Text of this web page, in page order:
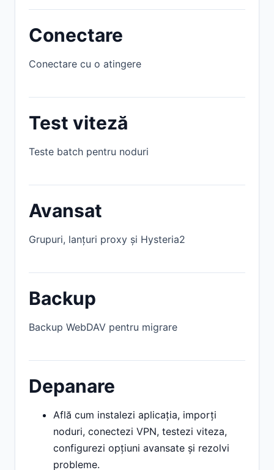
Conectare
Conectare cu o atingere
Test viteză
Teste batch pentru noduri
Avansat
Grupuri, lanțuri proxy și Hysteria2
Backup
Backup WebDAV pentru migrare
Depanare
Află cum instalezi aplicația, imporți
noduri, conectezi VPN, testezi viteza,
configurezi opțiuni avansate și rezolvi
probleme.